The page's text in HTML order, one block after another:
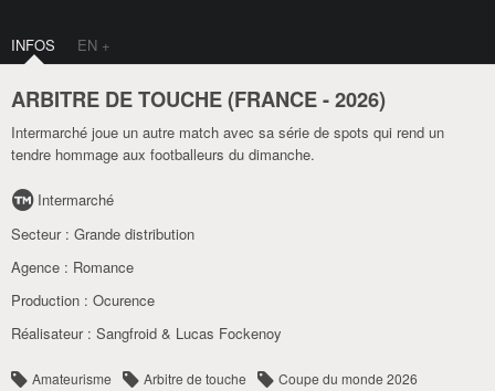
INFOS EN +
ARBITRE DE TOUCHE (FRANCE-2026)
Intermarché joue un autre match avec sa série de spots qui rend un
tendre hommage aux footballeurs du dimanche.
Intermarché
Secteur : Grande distribution
Agence : Romance
Production : Ocurence
Réalisateur : Sangfroid & Lucas Fockenoy
Amateurisme Arbitre de touche
Coupe du monde 2026